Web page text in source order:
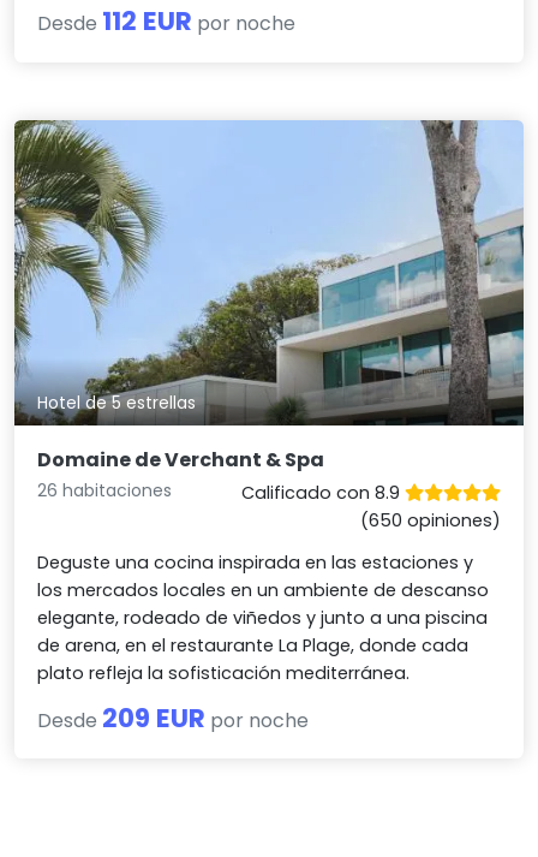
Desde 112 EUR por noche
Hotel de 5 estrellas
Domaine de Verchant & Spa
26 habitaciones
Calificado con 8.9
(650 opiniones)
Deguste una cocina inspirada en las estaciones y
los mercados locales en un ambiente de descanso
elegante, rodeado de viñedos y junto a una piscina
de arena, en el restaurante La Plage, donde cada
plato refleja la sofisticación mediterránea.
Desde 209 EUR por noche